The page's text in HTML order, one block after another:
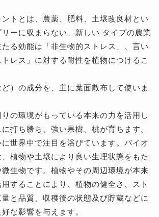
トとは、農薬、肥料、土壌改良材とい
ーに収まらない、新しい タイプの農業
る効能は「非生物的ストレス」、言い
レス」に対する耐性を植物につけるこ
）の成分を、主に葉面散布して使いま
の環境がもっている本来の力を活用し
打ち勝ち、強い果樹、桃が育ちます。
世界中で注目を浴びています。バイオ
植物や土壌により良い生理状態をもた
生物です。植物やその周辺環境が本来
することにより、植物の健全さ、スト
と品質、収穫後の状態及び貯蔵などに
な影響を与えます。